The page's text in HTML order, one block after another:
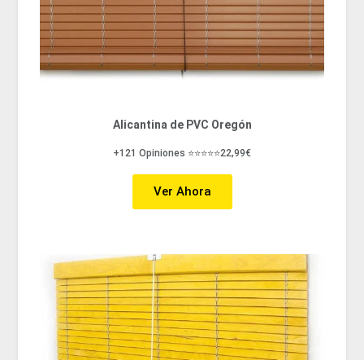
Alicantina de PVC Oregón
+121 Opiniones ⭐⭐⭐⭐⭐22,99€
Ver Ahora